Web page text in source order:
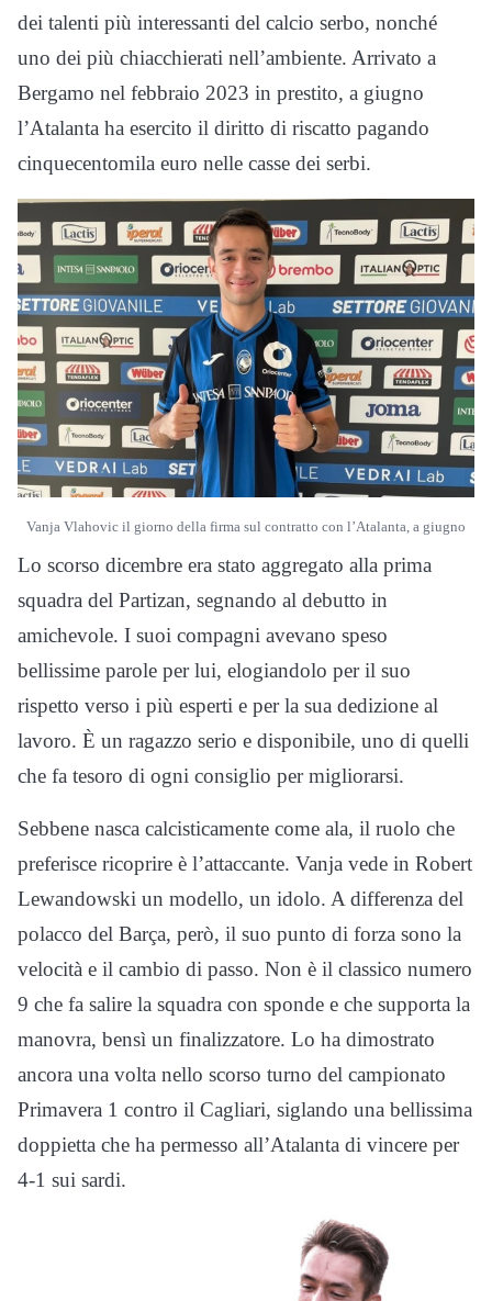
dei talenti più interessanti del calcio serbo, nonché
uno dei più chiacchierati nell’ambiente. Arrivato a
Bergamo nel febbraio 2023 in prestito, a giugno
l’Atalanta ha esercito il diritto di riscatto pagando
cinquecentomila euro nelle casse dei serbi.
Vanja Vlahovic il giorno della firma sul contratto con l’Atalanta, a giugno
Lo scorso dicembre era stato aggregato alla prima
squadra del Partizan, segnando al debutto in
amichevole. I suoi compagni avevano speso
bellissime parole per lui, elogiandolo per il suo
rispetto verso i più esperti e per la sua dedizione al
lavoro. È un ragazzo serio e disponibile, uno di quelli
che fa tesoro di ogni consiglio per migliorarsi.
Sebbene nasca calcisticamente come ala, il ruolo che
preferisce ricoprire è l’attaccante. Vanja vede in Robert
Lewandowski un modello, un idolo. A differenza del
polacco del Barça, però, il suo punto di forza sono la
velocità e il cambio di passo. Non è il classico numero
9 che fa salire la squadra con sponde e che supporta la
manovra, bensì un finalizzatore. Lo ha dimostrato
ancora una volta nello scorso turno del campionato
Primavera 1 contro il Cagliari, siglando una bellissima
doppietta che ha permesso all’Atalanta di vincere per
4-1 sui sardi.